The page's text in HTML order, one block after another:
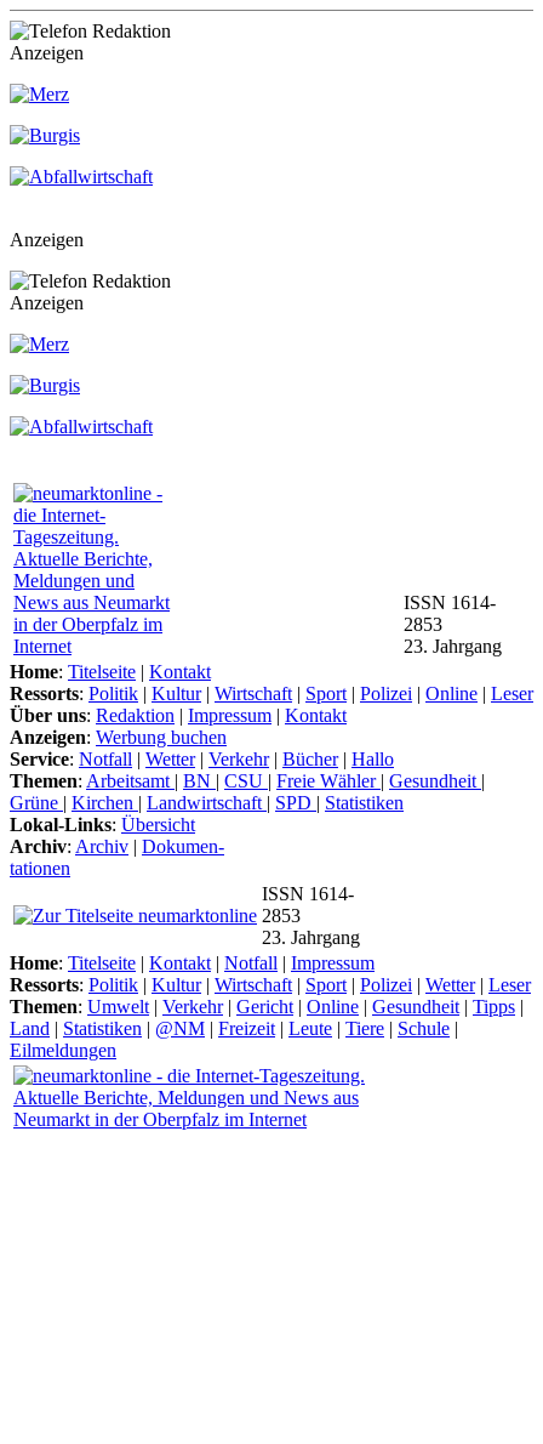
Anzeigen
Anzeigen
Anzeigen
ISSN 1614-
2853
23. Jahrgang
Home: Titelseite | Kontakt
Ressorts: Politik | Kultur| Wirtschaft | Sport | Polizei | Online | Leser
Über uns: Redaktion | Impressum | Kontakt
Anzeigen: Werbung buchen
Service: Notfall | Wetter| Verkehr| Bücher| Hallo
Themen: Arbeitsamt | BN | CSU | Freie Wähler | Gesundheit |
Grüne | Kirchen | Landwirtschaft | SPD | Statistiken
Lokal-Links: Übersicht
Archiv: Archiv | Dokumen-
tationen
ISSN 1614-
2853
23. Jahrgang
Home: Titelseite | Kontakt | Notfall | Impressum
Ressorts: Politik | Kultur| Wirtschaft | Sport | Polizei | Wetter| Leser
Themen: Umwelt | Verkehr| Gericht | Online | Gesundheit | Tipps |
Land | Statistiken | @NM | Freizeit | Leute | Tiere | Schule |
Eilmeldungen